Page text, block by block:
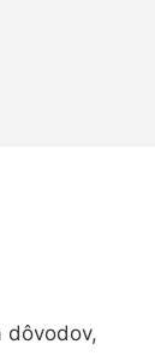
dôvodov,